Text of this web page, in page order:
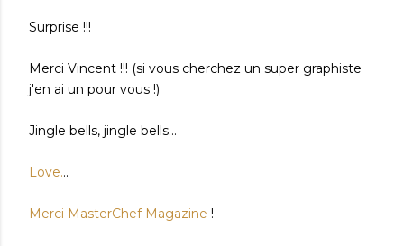
Surprise !!!
Merci Vincent !!! (si vous cherchez un super graphiste
j'en ai un pour vous !)
Jingle bells, jingle bells...
Love...
Merci MasterChef Magazine !